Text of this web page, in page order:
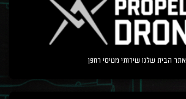
אתר הבית שלנו שירותי מטיסי רחפן